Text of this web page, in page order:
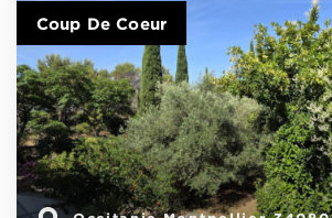
Coup De Coeur